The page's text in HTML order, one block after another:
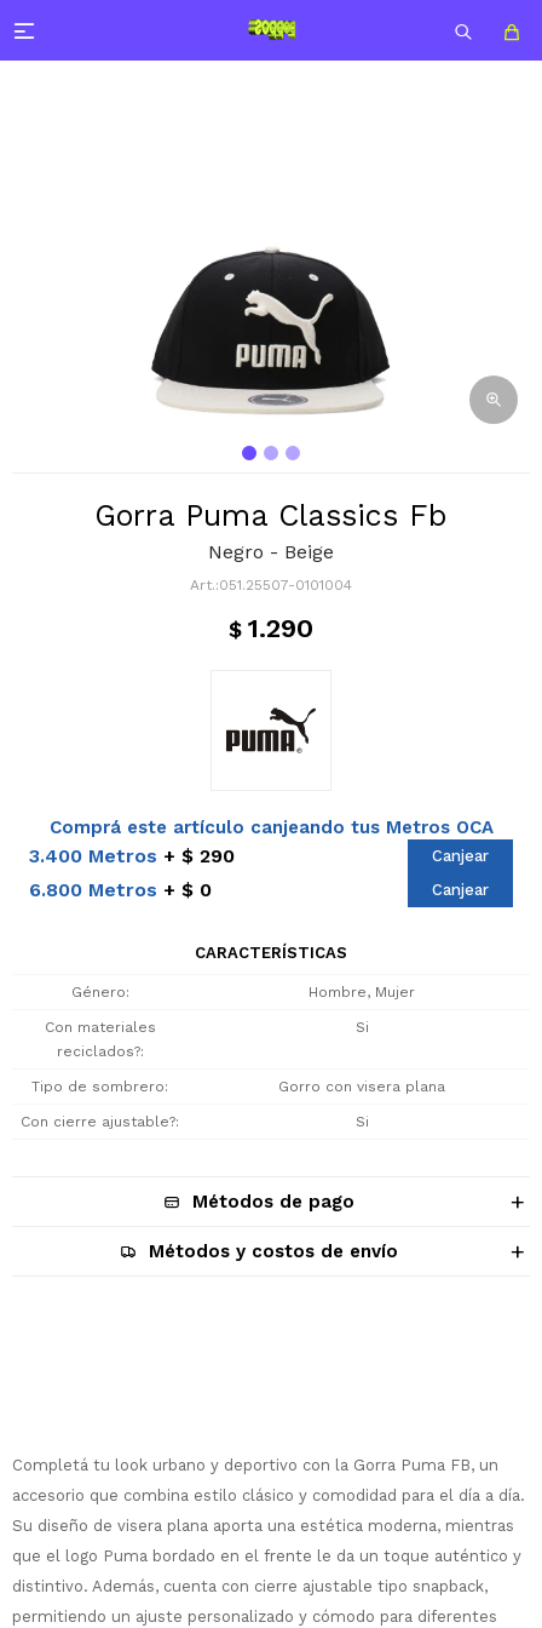

Gorra Puma Classics Fb
Negro - Beige
051.25507-0101004
$ 1.290
Comprá este artículo canjeando tus Metros OCA
3.400 Metros $ 290 Canjear
6.800 Metros $ 0 Canjear
CARACTERÍSTICAS
Género Hombre, Mujer
Con materiales
reciclados?
Si
Tipo de sombrero Gorro con visera plana
Con cierre ajustable? Si
Métodos de pago
Métodos y costos de envío
Completá tu look urbano y deportivo con la Gorra Puma FB, un
accesorio que combina estilo clásico y comodidad para el día a día.
Su diseño de visera plana aporta una estética moderna, mientras
que el logo Puma bordado en el frente le da un toque auténtico y
distintivo. Además, cuenta con cierre ajustable tipo snapback,
permitiendo un ajuste personalizado y cómodo para diferentes
comprar!
Comprá en 3 cuotas sin recargo o hasta
en 12 cuotas * ¡Solo con tu cédula!